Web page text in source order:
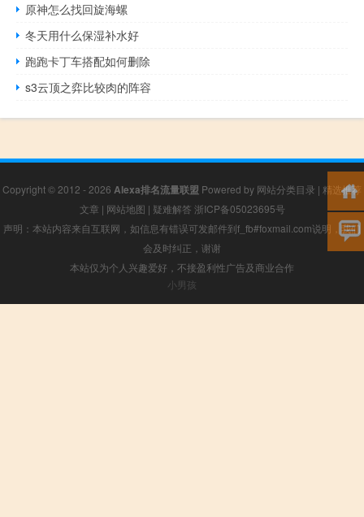
原神怎么找回旋海螺
冬天用什么保湿补水好
跑跑卡丁车搭配如何删除
s3云顶之弈比较肉的阵容
Copyright © 2012 - 2026 Alexa排名流量联盟 Powered by 网站分类目录 | 精选推荐
文章 | 网站地图 | 疑难解答 浙ICP备05023695号
声明：本站内容来自互联网，如信息有错误可发邮件到f_fb#foxmail.com说明，我们
会及时纠正，谢谢
本站仅为个人兴趣爱好，不接盈利性广告及商业合作
小男孩